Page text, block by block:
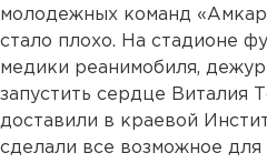
молодежных команд
стало плохо. На стадионе
медики реанимобиля,
запустить сердце Виталия
доставили в краевой
сделали все возможное для